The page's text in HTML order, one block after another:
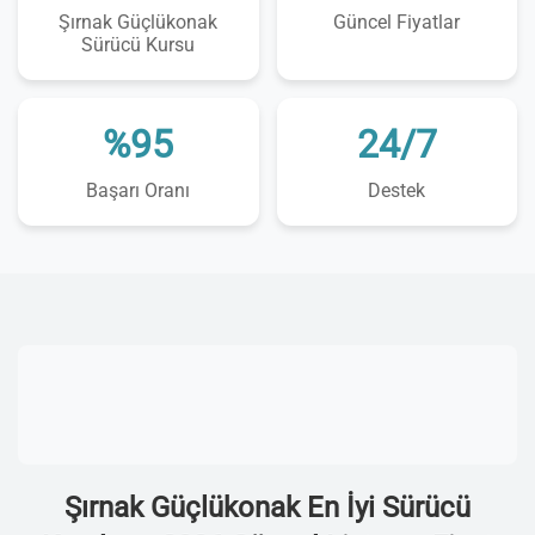
Şırnak Güçlükonak
Sürücü Kursu
Güncel Fiyatlar
%95
Başarı Oranı
24/7
Destek
Şırnak Güçlükonak En İyi Sürücü